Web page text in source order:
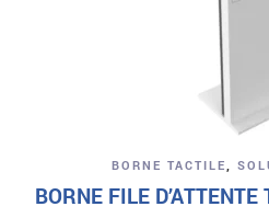
BORNE TACTILE
BORNE FILE